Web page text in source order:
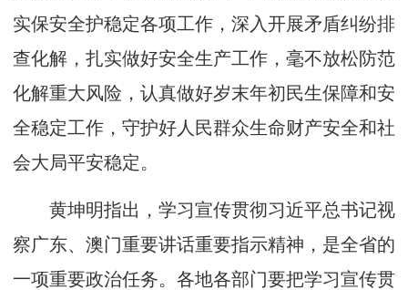
实保安全护稳定各项工作，深入开展矛盾纠纷排
查化解，扎实做好安全生产工作，毫不放松防范
化解重大风险，认真做好岁末年初民生保障和安
全稳定工作，守护好人民群众生命财产安全和社
会大局平安稳定。
黄坤明指出，学习宣传贯彻习近平总书记视
察广东、澳门重要讲话重要指示精神，是全省的
一项重要政治任务。各地各部门要把学习宣传贯